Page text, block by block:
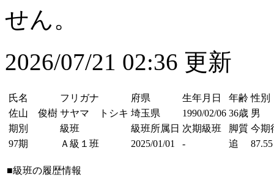
せん。
2026/07/21 02:36 更新
氏名 フリガナ 府県 生年月日 年齢 性別
佐山 俊樹 サヤマ トシキ 埼玉県 1990/02/06 36歳 男
期別
級班 級班所属日 次期級班 脚質 今期
97期
Ａ級１班 2025/01/01 - 追 87.55
■級班の履歴情報